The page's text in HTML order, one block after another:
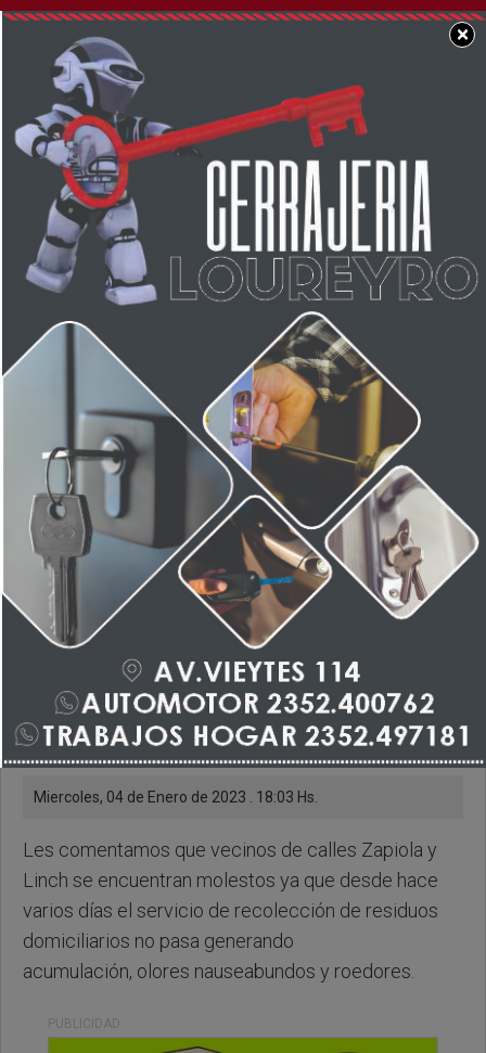
×
SOCIEDAD
Vecinos molestos: Le
pedimos a la
Municipalidad que nos
lleven la basura
Miercoles, 04 de Enero de 2023 . 18:03 Hs.
Les comentamos que vecinos de calles Zapiola y
Linch se encuentran molestos ya que desde hace
varios días el servicio de recolección de residuos
domiciliarios no pasa generando
acumulación, olores nauseabundos y roedores.
PUBLICIDAD